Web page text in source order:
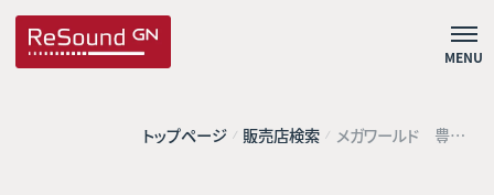
MENU
トップページ 販売店検索 メガワールド 豊田
本館